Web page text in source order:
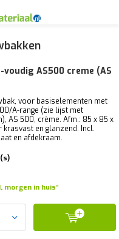
voudig AS500 creme (AS
voor basiselementen met
A-range (zie lijst met
AS 500, crème. Afm.: 85 x 85 x
en glanzend. Incl.
en afdekraam.
morgen in huis*